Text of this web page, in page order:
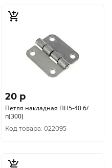
20 p
Петля накладная ПН5-40 б/
п(300)
Код товара: 022095